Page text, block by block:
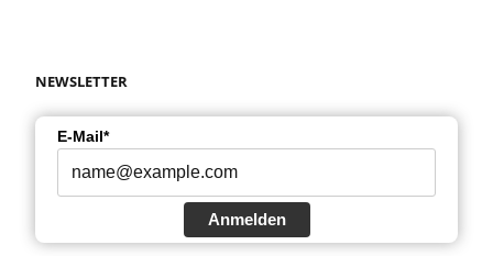
NEWSLETTER
E-Mail*
Anmelden